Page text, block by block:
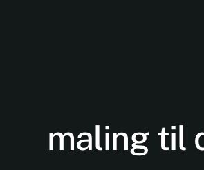
maling til